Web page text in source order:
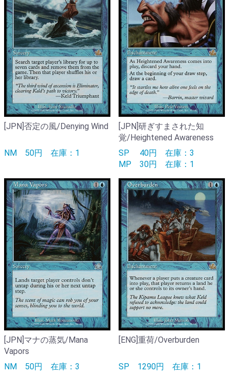
[JPN]否定の風/Denying Wind
NM 50円 在庫：1
[JPN]研ぎすまされた知
覚/Heightened Awareness
SP
40円 在庫：3
MP 30円 在庫：1
[JPN]マナの蒸気/Mana
Vapors
NM 50円 在庫：3
[ENG]重荷/Overburden
SP 1290円 在庫：1